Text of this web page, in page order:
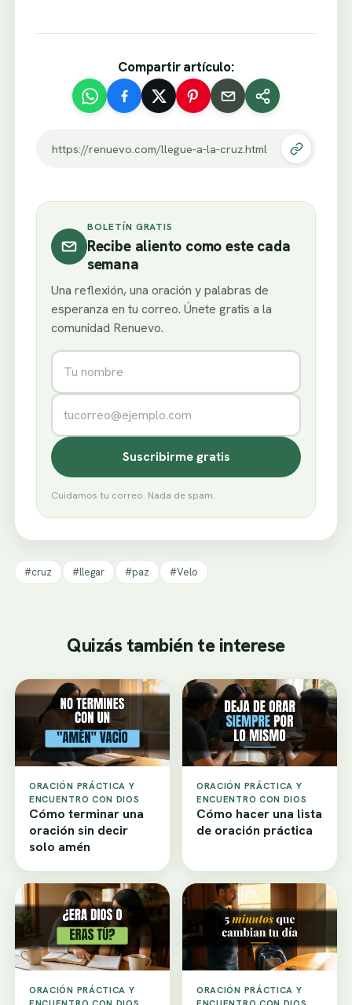
Compartir artículo:
https://renuevo.com/llegue-a-la-cruz.html
BOLETÍN GRATIS
Recibe aliento como este cada
semana
Una reflexión, una oración y palabras de
esperanza en tu correo. Únete gratis a la
comunidad Renuevo.
Nombre
Correo electrónico
Suscribirme gratis
Cuidamos tu correo. Nada de spam.
#cruz #llegar #paz #Velo
Quizás también te interese
ORACIÓN PRÁCTICA Y
ENCUENTRO CON DIOS
Cómo terminar una
oración sin decir
solo amén
ORACIÓN PRÁCTICA Y
ENCUENTRO CON DIOS
Cómo hacer una lista
de oración práctica
ORACIÓN PRÁCTICA Y
ORACIÓN PRÁCTICA Y